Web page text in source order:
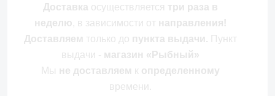
Доставка осуществляется три раза в
неделю, в зависимости от направления!
Доставляем только до пункта выдачи. Пункт
выдачи - магазин «Рыбный»
Мы не доставляем к определенному
времени.